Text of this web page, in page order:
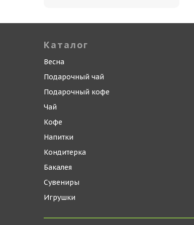
Каталог
Весна
Подарочный чай
Подарочный кофе
Чай
Кофе
Напитки
Кондитерка
Бакалея
Сувениры
Игрушки